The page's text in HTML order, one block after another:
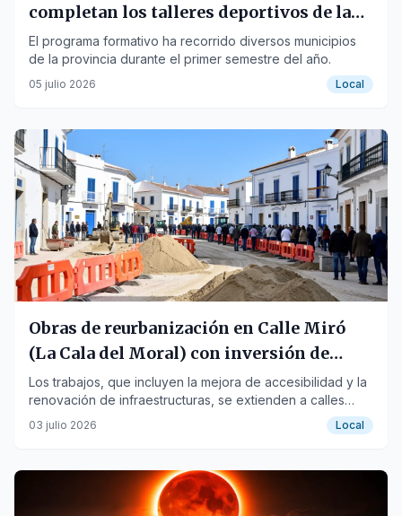
completan los talleres deportivos de la
Diputación
El programa formativo ha recorrido diversos municipios
de la provincia durante el primer semestre del año.
05 julio 2026 Local
Obras de reurbanización en Calle Miró
(La Cala del Moral) con inversión de
200.000 euros
Los trabajos, que incluyen la mejora de accesibilidad y la
renovación de infraestructuras, se extienden a calles
adyacentes como Manuel Barrón y Salvador Dalí.
03 julio 2026 Local